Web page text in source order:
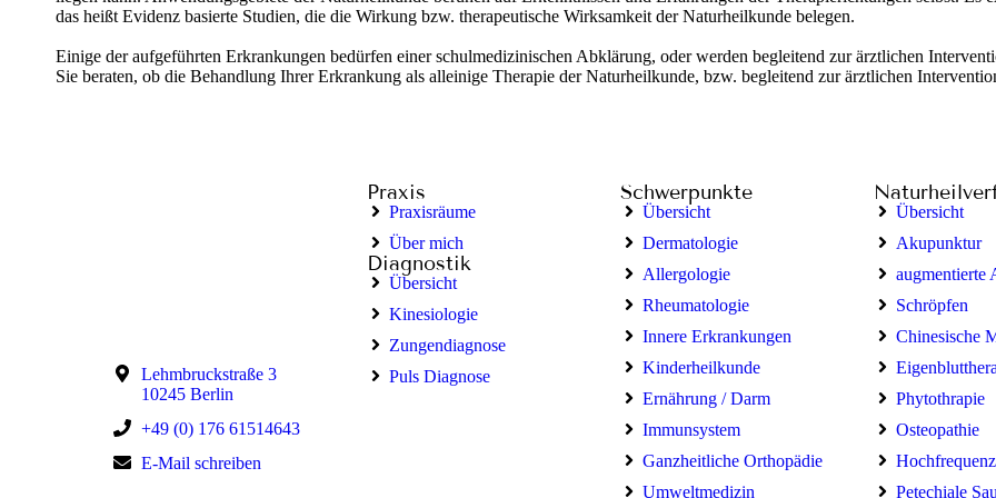
das heißt Evidenz basierte Studien, die die Wirkung bzw. therapeutische Wirksamkeit der Naturheilkunde belegen.
Einige der aufgeführten Erkrankungen bedürfen einer schulmedizinischen Abklärung, oder werden begleitend zur ärztlichen
Sie beraten, ob die Behandlung Ihrer Erkrankung als alleinige Therapie der Naturheilkunde, bzw. begleitend zur ärztlichen
Lehmbruckstraße 3
10245 Berlin
+49 (0) 176 61514643
E-Mail schreiben
Praxis
Praxisräume
Über mich
Diagnostik
Übersicht
Kinesiologie
Zungendiagnose
Puls Diagnose
Schwerpunkte
Übersicht
Dermatologie
Allergologie
Rheumatologie
Innere Erkrankungen
Kinderheilkunde
Ernährung / Darm
Immunsystem
Ganzheitliche Orthopädie
Umweltmedizin
Übersicht
Akupunktur
augmentierte
Schröpfen
Chinesische
Phytothrapie
Osteopathie
Petechiale